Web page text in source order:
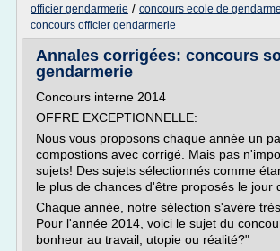
officier gendarmerie / concours ecole de
concours officier gendarmerie
Annales corrigées: concours
gendarmerie
Concours interne 2014
OFFRE EXCEPTIONNELLE:
Nous vous proposons chaque année un
compostions avec corrigé. Mais pas
sujets! Des sujets sélectionnés comme
le plus de chances d'être proposés le jour
Chaque année, notre sélection s'avère
Pour l'année 2014, voici le sujet du
bonheur au travail, utopie ou réalité?"